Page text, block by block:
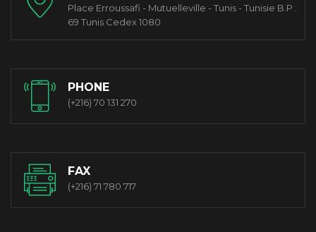
Place Erroussafi - Mutuelleville - Tunis - Tunisie B.P :
69 Tunis Cedex 1080
PHONE
(+216) 70 131 270
FAX
(+216) 71 780 717